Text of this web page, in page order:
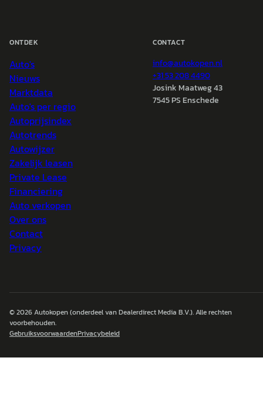
ONTDEK
Auto's
Nieuws
Marktdata
Auto's per regio
Autoprijsindex
Autotrends
Autowijzer
Zakelijk leasen
Private Lease
Financiering
Auto verkopen
Over ons
Contact
Privacy
CONTACT
info@autokopen.nl
+31 53 208 4490
Josink Maatweg 43
7545 PS Enschede
© 2026Autokopen(onderdeel van Dealerdirect Media B.V.). Alle rechten
voorbehouden.
GebruiksvoorwaardenPrivacybeleid